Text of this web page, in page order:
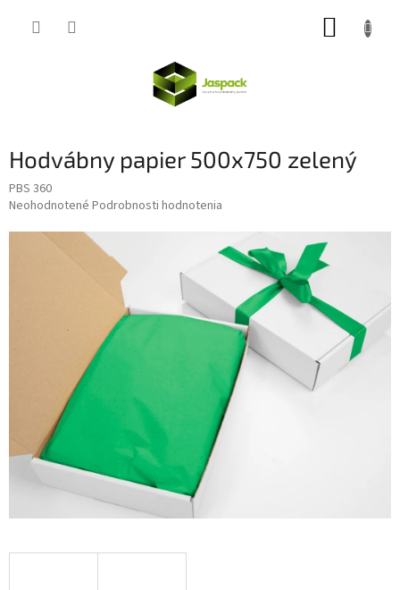
Hodvábny papier 500x750 zelený
PBS 360
Priemerné
Neohodnotené Podrobnosti hodnotenia